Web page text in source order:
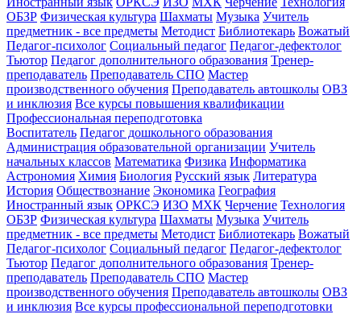
ОБЗР Физическая культура Шахматы Музыка Учитель
предметник - все предметы Методист Библиотекарь Вожатый
Педагог-психолог Социальный педагог Педагог-дефектолог
Тьютор Педагог дополнительного образования Тренер-
преподаватель Преподаватель СПО Мастер
производственного обучения Преподаватель автошколы ОВЗ
и инклюзия Все курсы повышения квалификации
Профессиональная переподготовка
Воспитатель Педагог дошкольного образования
Администрация образовательной организации Учитель
начальных классов Математика Физика Информатика
Астрономия Химия Биология Русский язык Литература
История Обществознание Экономика География
Иностранный язык ОРКСЭ ИЗО МХК Черчение Технология
ОБЗР Физическая культура Шахматы Музыка Учитель
предметник - все предметы Методист Библиотекарь Вожатый
Педагог-психолог Социальный педагог Педагог-дефектолог
Тьютор Педагог дополнительного образования Тренер-
преподаватель Преподаватель СПО Мастер
производственного обучения Преподаватель автошколы ОВЗ
и инклюзия Все курсы профессиональной переподготовки